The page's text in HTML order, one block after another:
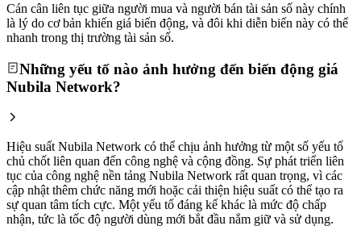
Cán cân liên tục giữa người mua và người bán tài sản số này chính
là lý do cơ bản khiến giá biến động, và đôi khi diễn biến này có thể
nhanh trong thị trường tài sản số.
Những yếu tố nào ảnh hưởng đến biến động giá
Nubila Network?
Hiệu suất Nubila Network có thể chịu ảnh hưởng từ một số yếu tố
chủ chốt liên quan đến công nghệ và cộng đồng. Sự phát triển liên
tục của công nghệ nền tảng Nubila Network rất quan trọng, vì các
cập nhật thêm chức năng mới hoặc cải thiện hiệu suất có thể tạo ra
sự quan tâm tích cực. Một yếu tố đáng kể khác là mức độ chấp
nhận, tức là tốc độ người dùng mới bắt đầu nắm giữ và sử dụng.